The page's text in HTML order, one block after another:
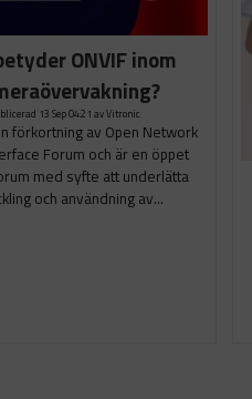
ONVIF inom
13 Sep 04:21 av Vitronic
förkortning av Open Network
Forum och är en öppet
med syfte att underlätta
och användning av...